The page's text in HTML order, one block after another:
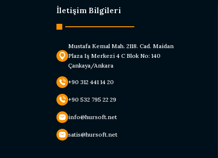
İletişim Bilgileri
Mustafa Kemal Mah. 2118. Cad. Maidan
Plaza Iş Merkezi 4 C Blok No: 140
Çankaya/Ankara
+90 312 441 14 20
+90 532 795 22 29
info@hursoft.net
satis@hursoft.net